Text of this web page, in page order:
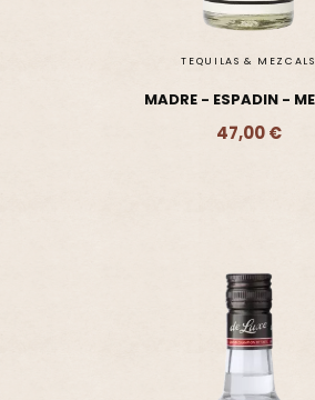
TEQUILAS & MEZCALS
MADRE - ESPADIN -
47,00 €
Ajouter - 47,00 €